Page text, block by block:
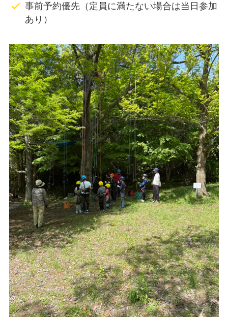
事前予約優先（定員に満たない場合は当日参加
あり）